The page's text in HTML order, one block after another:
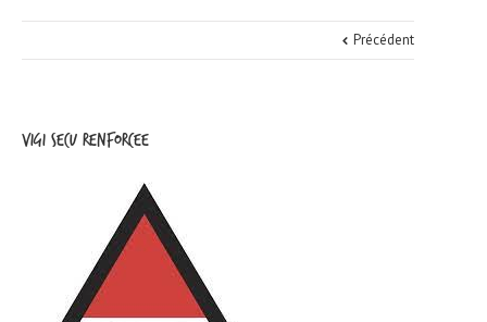
Précédent
vigi secu renforcee